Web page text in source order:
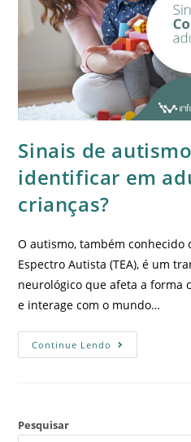
Sinais de
identificar em
crianças?
O autismo, também conhecido
Espectro Autista (TEA), é um
neurológico que afeta a forma
e interage com o mundo…
Continue Lendo
Pesquisar